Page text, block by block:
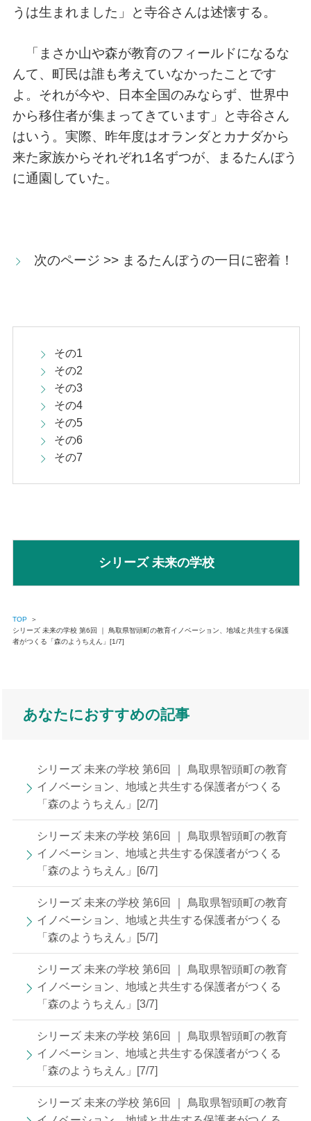
うは生まれました」と寺谷さんは述懐する。
「まさか山や森が教育のフィールドになるな
んて、町民は誰も考えていなかったことです
よ。それが今や、日本全国のみならず、世界中
から移住者が集まってきています」と寺谷さん
はいう。実際、昨年度はオランダとカナダから
来た家族からそれぞれ1名ずつが、まるたんぼう
に通園していた。
次のページ >> まるたんぼうの一日に密着！
その1
その2
その3
その4
その5
その6
その7
シリーズ 未来の学校
TOP
＞
シリーズ 未来の学校 第6回 ｜ 鳥取県智頭町の教育イノベーション、地域と共生する保護
者がつくる「森のようちえん」[1/7]
あなたにおすすめの記事
シリーズ 未来の学校 第6回 ｜ 鳥取県智頭町の教育
イノベーション、地域と共生する保護者がつくる
「森のようちえん」[2/7]
シリーズ 未来の学校 第6回 ｜ 鳥取県智頭町の教育
イノベーション、地域と共生する保護者がつくる
「森のようちえん」[6/7]
シリーズ 未来の学校 第6回 ｜ 鳥取県智頭町の教育
イノベーション、地域と共生する保護者がつくる
「森のようちえん」[5/7]
シリーズ 未来の学校 第6回 ｜ 鳥取県智頭町の教育
イノベーション、地域と共生する保護者がつくる
「森のようちえん」[3/7]
シリーズ 未来の学校 第6回 ｜ 鳥取県智頭町の教育
イノベーション、地域と共生する保護者がつくる
「森のようちえん」[7/7]
シリーズ 未来の学校 第6回 ｜ 鳥取県智頭町の教育